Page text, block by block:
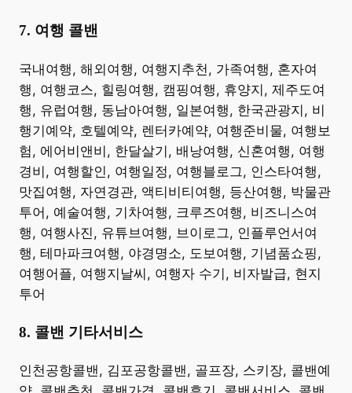
7. 여행 콜밴
​국내여행, 해외여행, 여행지추천, 가족여행, 혼자여
행, 여행코스, 힐링여행, 캠핑여행, 휴양지, 제주도여
행, 유럽여행, 동남아여행, 일본여행, 한국관광지, 비
행기예약, 호텔예약, 렌터카예약, 여행준비물, 여행보
험, 에어비앤비, 한달살기, 배낭여행, 신혼여행, 여행
경비, 여행할인, 여행일정, 여행블로그, 인스타여행,
맛집여행, 자연경관, 액티비티여행, 등산여행, 박물관
투어, 예술여행, 기차여행, 크루즈여행, 비즈니스여
행, 여행사진, 유튜브여행, 브이로그, 인플루언서여
행, 테마파크여행, 야경명소, 도보여행, 기념품쇼핑,
여행어플, 여행지날씨, 여행자 수기, 비자발급, 현지
투어 ​
8. 콜밴 기타서비스
​인천공항콜밴, 김포공항콜밴, 골프장, 스키장, 콜밴예